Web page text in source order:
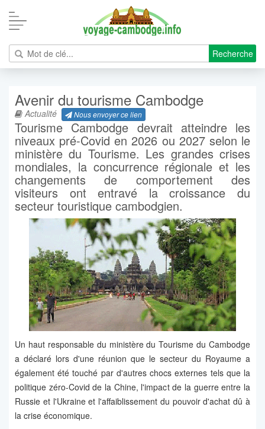
Recherche
Avenir du tourisme Cambodge
Actualité Nous envoyer ce lien
Tourisme Cambodge devrait atteindre les
niveaux pré-Covid en 2026 ou 2027 selon le
ministère du Tourisme. Les grandes crises
mondiales, la concurrence régionale et les
changements de comportement des
visiteurs ont entravé la croissance du
secteur touristique cambodgien.
Un haut responsable du ministère du Tourisme du Cambodge
a déclaré lors d'une réunion que le secteur du Royaume a
également été touché par d'autres chocs externes tels que la
politique zéro-Covid de la Chine, l'impact de la guerre entre la
Russie et l'Ukraine et l'affaiblissement du pouvoir d'achat dû à
la crise économique.